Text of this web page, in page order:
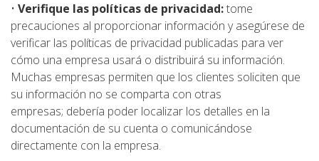
• Verifique las políticas de privacidad:tome
precauciones al proporcionar información y asegúrese de
verificar las políticas de privacidad publicadas para ver
cómo una empresa usará o distribuirá su información.
Muchas empresas permiten que los clientes soliciten que
su información no se comparta con otras
empresas; debería poder localizar los detalles en la
documentación de su cuenta o comunicándose
directamente con la empresa.